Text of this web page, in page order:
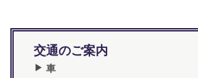
交通のご案内
車